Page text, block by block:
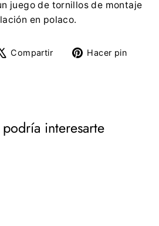
juego de tornillos de montaje
en polaco.
Compartir
TuitearHacer pin
interesarte